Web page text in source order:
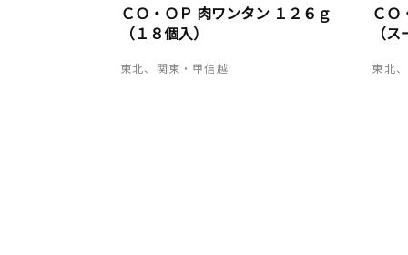
ＣＯ・ＯＰ 肉ワンタン １２６ｇ
（１８個入）
東北、関東・甲信越
ＣＯ
（
東北